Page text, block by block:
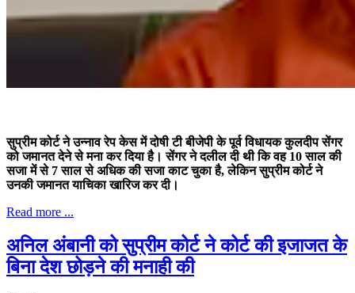
सुप्रीम कोर्ट ने उन्नाव रेप केस में दोषी टी बीजेपी के पूर्व विधायक कुलदीप सेंगर
को जमानत देने से मना कर दिया है। सेंगर ने दलील दी थी कि वह 10 साल की
सजा में से 7 साल से अधिक की सजा काट चुका है, लेकिन सुप्रीम कोर्ट ने
उनकी जमानत याचिका खारिज कर दी।
Read more ...
अनिल अंबानी को सुप्रीम कोर्ट ने कोर्ट की इजाजत के
बिना देश छोड़ने की मनाही की